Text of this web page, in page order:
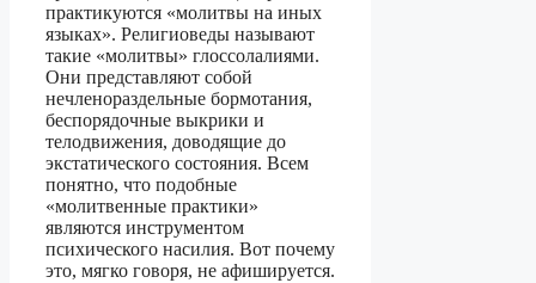
практикуются «молитвы на иных
языках». Религиоведы называют
такие «молитвы» глоссолалиями.
Они представляют собой
нечленораздельные бормотания,
беспорядочные выкрики и
телодвижения, доводящие до
экстатического состояния. Всем
понятно, что подобные
«молитвенные практики»
являются инструментом
психического насилия. Вот почему
это, мягко говоря, не афишируется.